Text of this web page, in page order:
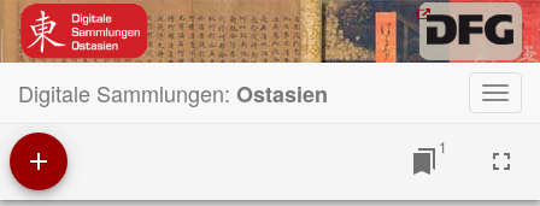
Digitale Sammlungen: Ostasien
1